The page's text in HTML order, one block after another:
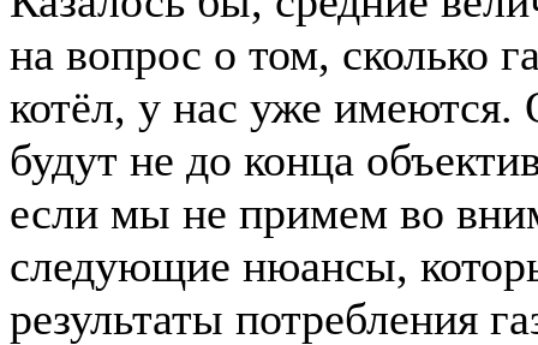
на вопрос о том, сколько
котёл, у нас уже имеются.
будут не до конца
если мы не примем во
следующие нюансы,
результаты потребления